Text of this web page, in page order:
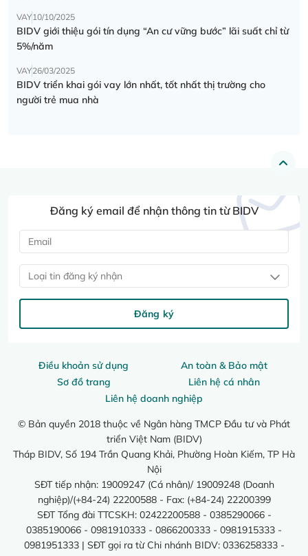
VAY10/10/2025
BIDV giới thiệu gói tín dụng “An cư vững bước” lãi suất chỉ từ
5%/năm
VAY26/03/2025
BIDV triển khai gói vay lớn nhất, tốt nhất thị trường cho
người trẻ mua nhà
Điều khoản sử dụng
An toàn & Bảo mật
Sơ đồ trang
Liên hệ cá nhân
Liên hệ doanh nghiệp
© Bản quyền 2018 thuộc về Ngân hàng TMCP Đầu tư và Phát
triển Việt Nam (BIDV)
Tháp BIDV, Số 194 Trần Quang Khải, Phường Hoàn Kiếm, TP Hà
Nội
SĐT tiếp nhận: 19009247 (Cá nhân)/ 19009248 (Doanh
nghiệp)/(+84-24) 22200588 - Fax: (+84-24) 22200399
SĐT Tổng đài TTCSKH: 02422200588 - 0385290066 -
0385190066 - 0981910333 - 0866200333 - 0981915333 -
0981951333 | SĐT gọi ra từ Chi nhánh BIDV: 0336258333 -
Đăng ký email để nhận thông tin từ BIDV
Loại tin đăng ký nhận
Đăng ký